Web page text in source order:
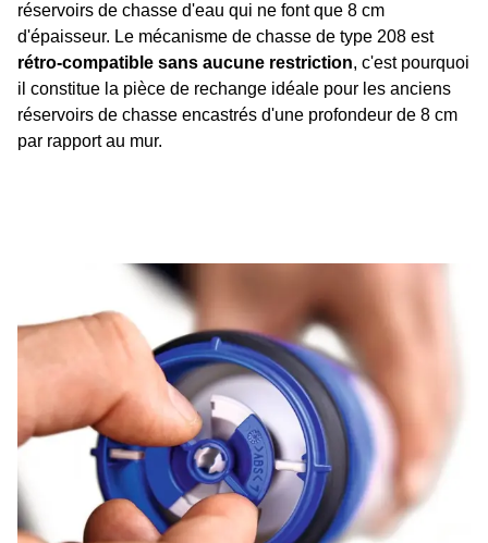
réservoirs de chasse d'eau qui ne font que 8 cm
d'épaisseur. Le mécanisme de chasse de type 208 est
rétro-compatible sans aucune restriction, c'est pourquoi
il constitue la pièce de rechange idéale pour les anciens
réservoirs de chasse encastrés d'une profondeur de 8 cm
par rapport au mur.